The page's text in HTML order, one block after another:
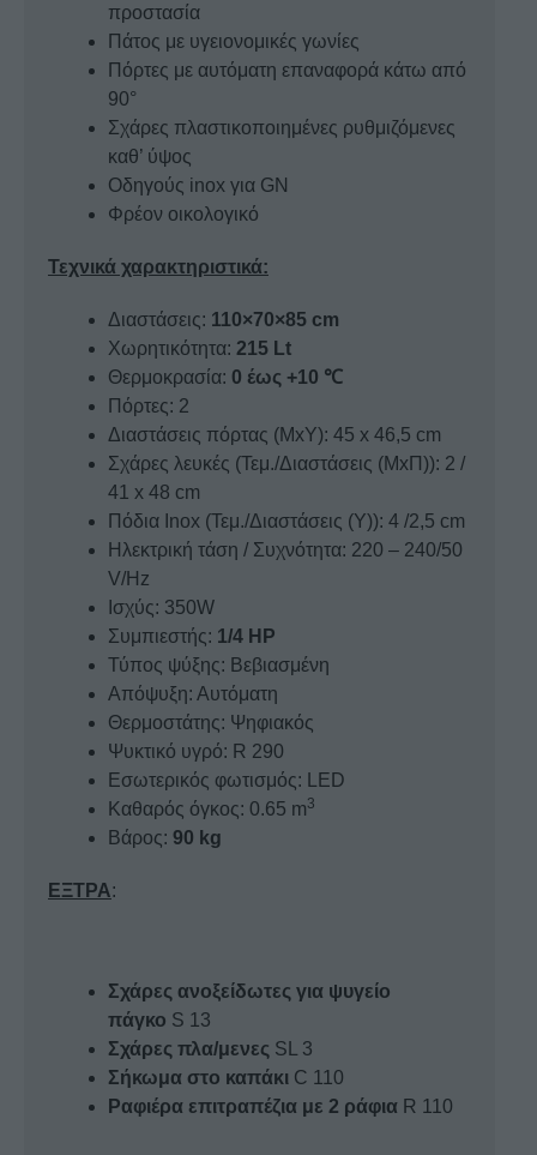
προστασία
Πάτος με υγειονομικές γωνίες
Πόρτες με αυτόματη επαναφορά κάτω από
90°
Σχάρες πλαστικοποιημένες ρυθμιζόμενες
καθ’ ύψος
Οδηγούς inox για GN
Φρέον οικολογικό
Τεχνικά χαρακτηριστικά:
Διαστάσεις: 110×70×85 cm
Χωρητικότητα: 215 Lt
Θερμοκρασία: 0 έως +10 ℃
Πόρτες: 2
Διαστάσεις πόρτας (ΜxΥ): 45 x 46,5 cm
Σχάρες λευκές (Τεμ./Διαστάσεις (ΜxΠ)): 2 /
41 x 48 cm
Πόδια Inox (Τεμ./Διαστάσεις (Υ)): 4 /2,5 cm
Ηλεκτρική τάση / Συχνότητα: 220 – 240/50
V/Hz
Ισχύς: 350W
Συμπιεστής: 1/4 HP
Τύπος ψύξης: Βεβιασμένη
Απόψυξη: Αυτόματη
Θερμοστάτης: Ψηφιακός
Ψυκτικό υγρό: R 290
Εσωτερικός φωτισμός: LED
Καθαρός όγκος: 0.65 m3
Βάρος: 90 kg
ΕΞΤΡΑ:
Σχάρες ανοξείδωτες για ψυγείο
πάγκο S 13
Σχάρες πλα/μενες SL 3
Σήκωμα στο καπάκι C 110
Ραφιέρα επιτραπέζια με 2 ράφια R 110